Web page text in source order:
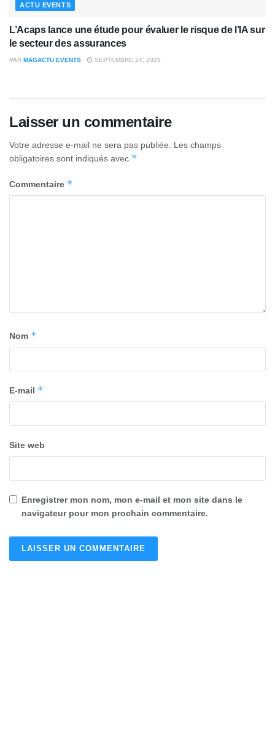
ACTU EVENTS
L’Acaps lance une étude pour évaluer le risque de l’IA sur
le secteur des assurances
PAR MAGACTU EVENTS SEPTEMBRE 24, 2025
Laisser un commentaire
Votre adresse e-mail ne sera pas publiée.
Les champs
obligatoires sont indiqués avec *
Commentaire *
Nom *
E-mail *
Site web
Enregistrer mon nom, mon e-mail et mon site dans le
navigateur pour mon prochain commentaire.